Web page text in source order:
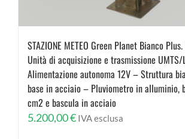
STAZIONE METEO Green Planet Bianco
Unità di acquisizione e trasmissione UMTS/
Alimentazione autonoma 12V – Struttura
base in acciaio – Pluviometro in alluminio,
cm2 e bascula in acciaio
5.200,00€ IVA esclusa